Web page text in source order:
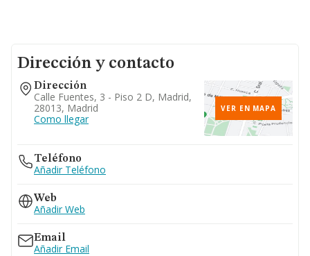
Dirección y contacto
Dirección
Calle Fuentes, 3 - Piso 2 D, Madrid,
28013, Madrid
Como llegar
VER EN MAPA
Teléfono
Añadir Teléfono
Web
Añadir Web
Email
Añadir Email